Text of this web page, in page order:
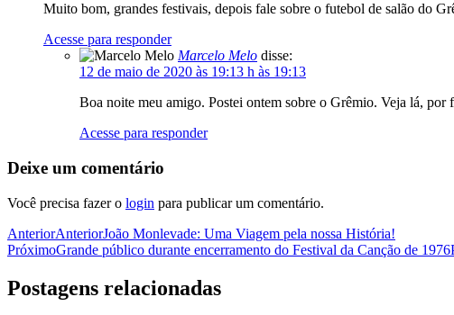
Muito bom, grandes festivais, depois fale sobre o futebol de salão do
Acesse para responder
Marcelo Melo disse:
12 de maio de 2020 às 19:13 h às 19:13
Boa noite meu amigo. Postei ontem sobre o Grêmio. Veja lá, por
Acesse para responder
Deixe um comentário
Você precisa fazer o login para publicar um comentário.
AnteriorAnteriorJoão Monlevade: Uma Viagem pela nossa História!
PróximoGrande público durante encerramento do Festival da Canção de 1976
Postagens relacionadas